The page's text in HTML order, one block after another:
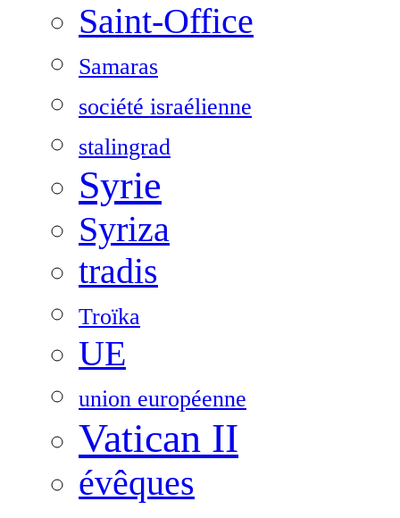
Saint-Office
Samaras
société israélienne
stalingrad
Syrie
Syriza
tradis
Troïka
UE
union européenne
Vatican II
évêques